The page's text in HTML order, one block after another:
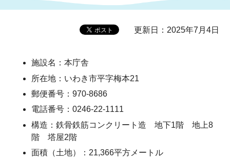
更新日：2025年7月4日
施設名：本庁舎
所在地：いわき市平字梅本21
郵便番号：970-8686
電話番号：0246-22-1111
構造：鉄骨鉄筋コンクリート造 地下1階 地上8
階 塔屋2階
面積（土地）：21,366平方メートル